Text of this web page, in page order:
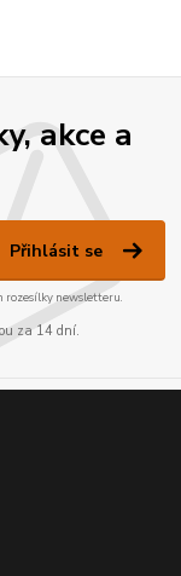
akce a
Přihlásit se
rozesílky newsletteru.
za 14 dní.